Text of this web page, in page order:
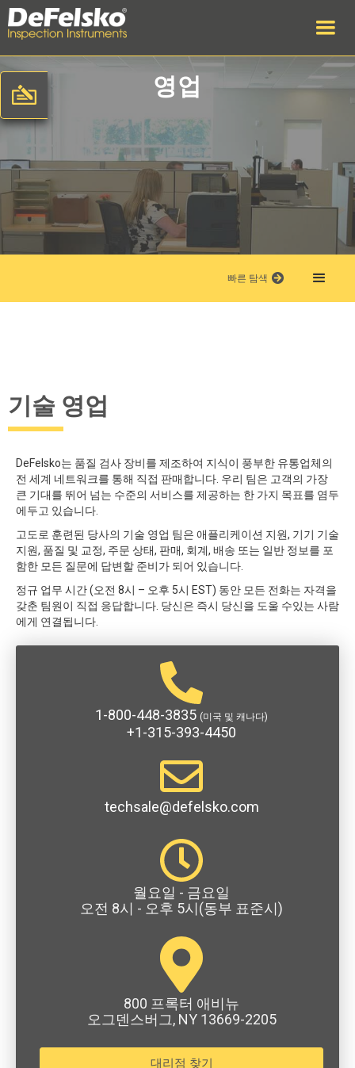
영업
빠른 탐색
기술 영업
DeFelsko는 품질 검사 장비를 제조하여 지식이 풍부한 유통업체의
전 세계 네트워크를 통해 직접 판매합니다. 우리 팀은 고객의 가장
큰 기대를 뛰어 넘는 수준의 서비스를 제공하는 한 가지 목표를 염두
에두고 있습니다.
고도로 훈련된 당사의 기술 영업 팀은 애플리케이션 지원, 기기 기술
지원, 품질 및 교정, 주문 상태, 판매, 회계, 배송 또는 일반 정보를 포
함한 모든 질문에 답변할 준비가 되어 있습니다.
정규 업무 시간 (오전 8시 – 오후 5시 EST) 동안 모든 전화는 자격을
갖춘 팀원이 직접 응답합니다. 당신은 즉시 당신을 도울 수있는 사람
에게 연결됩니다.
1-800-448-3835 (미국 및 캐나다)
+1-315-393-4450
techsale@defelsko.com
월요일 - 금요일
오전 8시 - 오후 5시(동부 표준시)
800 프록터 애비뉴
오그덴스버그, NY 13669-2205
대리점 찾기